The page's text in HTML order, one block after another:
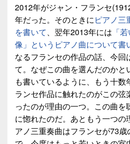
2012年がジャン・フランセ
年だった。そのときにピアノ三
を書いて、翌年2013年には 「
像」というピアノ曲について書
なるフランセの作品の話、今回
て。なぜこの曲を選んだのかと
も書いているように、もう十数
ランセ作品に触れたのがこの
ったのが理由の一つ。この曲を
に惚れたのだ。あともう一つ
アノ三重奏曲はフランセが73